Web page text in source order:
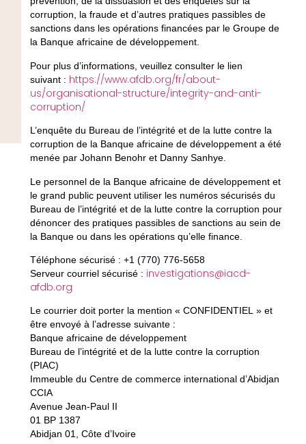
corruption, la fraude et d’autres pratiques passibles de
sanctions dans les opérations financées par le Groupe de
la Banque africaine de développement.
Pour plus d’informations, veuillez consulter le lien
suivant : https://www.afdb.org/fr/about-
us/organisational-structure/integrity-and-anti-
corruption/
L’enquête du Bureau de l’intégrité et de la lutte contre la
corruption de la Banque africaine de développement a été
menée par Johann Benohr et Danny Sanhye.
Le personnel de la Banque africaine de développement et
le grand public peuvent utiliser les numéros sécurisés du
Bureau de l’intégrité et de la lutte contre la corruption pour
dénoncer des pratiques passibles de sanctions au sein de
la Banque ou dans les opérations qu’elle finance.
Téléphone sécurisé : +1 (770) 776-5658
Serveur courriel sécurisé : investigations@iacd-
afdb.org
Le courrier doit porter la mention « CONFIDENTIEL » et
être envoyé à l’adresse suivante :
Banque africaine de développement
Bureau de l’intégrité et de la lutte contre la corruption
(PIAC)
Immeuble du Centre de commerce international d’Abidjan
CCIA
Avenue Jean-Paul II
01 BP 1387
Abidjan 01, Côte d’Ivoire